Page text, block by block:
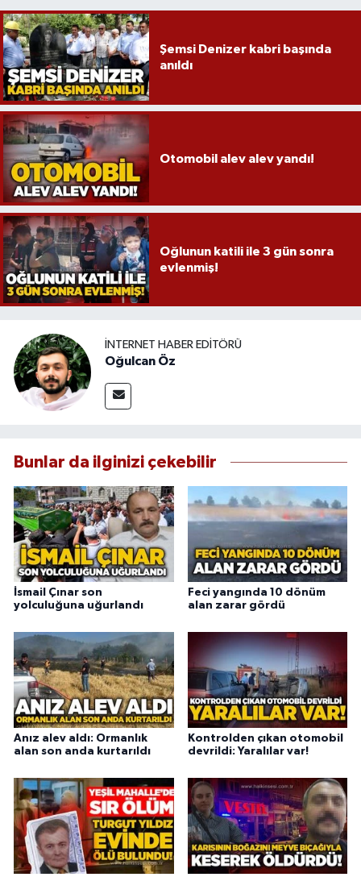
Şemsi Denizer kabri başında
anıldı
Otomobil alev alev yandı!
Oğlunun katili ile 3 gün sonra
evlenmiş!
İNTERNET HABER EDITÖRÜ
Oğulcan Öz
Bunlar da ilginizi çekebilir
İsmail Çınar son
yolculuğuna uğurlandı
Feci yangında 10 dönüm
alan zarar gördü
Anız alev aldı: Ormanlık
alan son anda kurtarıldı
Kontrolden çıkan otomobil
devrildi: Yaralılar var!